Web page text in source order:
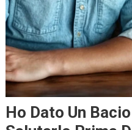
Ho Dato Un